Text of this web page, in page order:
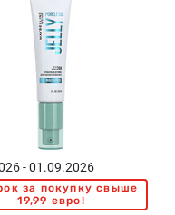
- 01.09.2026
за покупку свыше
19,99 евро!